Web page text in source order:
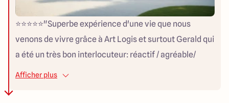
⭐️⭐️⭐️⭐️⭐️"Superbe expérience d'une vie que nous
venons de vivre grâce à Art Logis et surtout Gerald qui
a été un très bon interlocuteur: réactif / agréable/
souriant / humain"
Afficher plus